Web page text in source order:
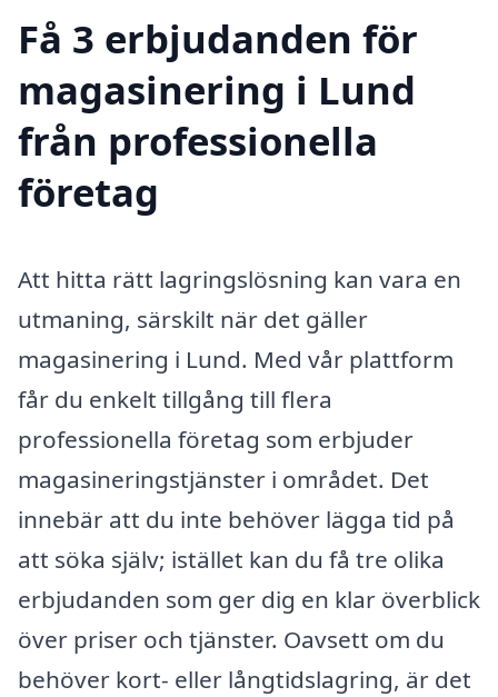
Få 3 erbjudanden för
magasinering i Lund
från professionella
företag
Att hitta rätt lagringslösning kan vara en
utmaning, särskilt när det gäller
magasinering i Lund. Med vår plattform
får du enkelt tillgång till flera
professionella företag som erbjuder
magasineringstjänster i området. Det
innebär att du inte behöver lägga tid på
att söka själv; istället kan du få tre olika
erbjudanden som ger dig en klar överblick
över priser och tjänster. Oavsett om du
behöver kort- eller långtidslagring, är det